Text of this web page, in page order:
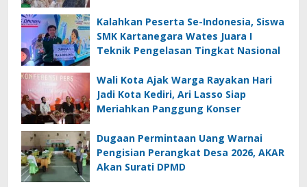
Kalahkan Peserta Se-Indonesia, Siswa
SMK Kartanegara Wates Juara I
Teknik Pengelasan Tingkat Nasional
Wali Kota Ajak Warga Rayakan Hari
Jadi Kota Kediri, Ari Lasso Siap
Meriahkan Panggung Konser
Dugaan Permintaan Uang Warnai
Pengisian Perangkat Desa 2026, AKAR
Akan Surati DPMD